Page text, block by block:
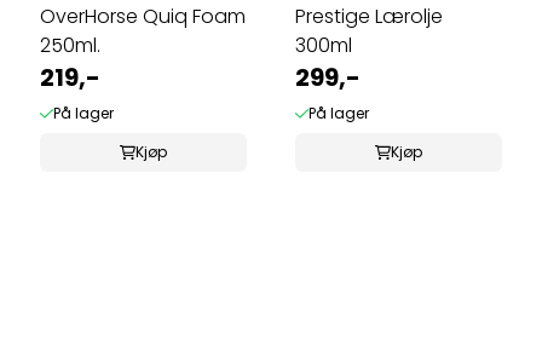
OverHorse Quiq Foam
250ml.
219,-
På lager
Kjøp
Prestige Lærolje
300ml
299,-
På lager
Kjøp